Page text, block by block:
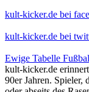
kult-kicker.de bei
kult-kicker.de bei
Ewige Tabelle
kult-kicker.de
90er Jahren. Spieler,